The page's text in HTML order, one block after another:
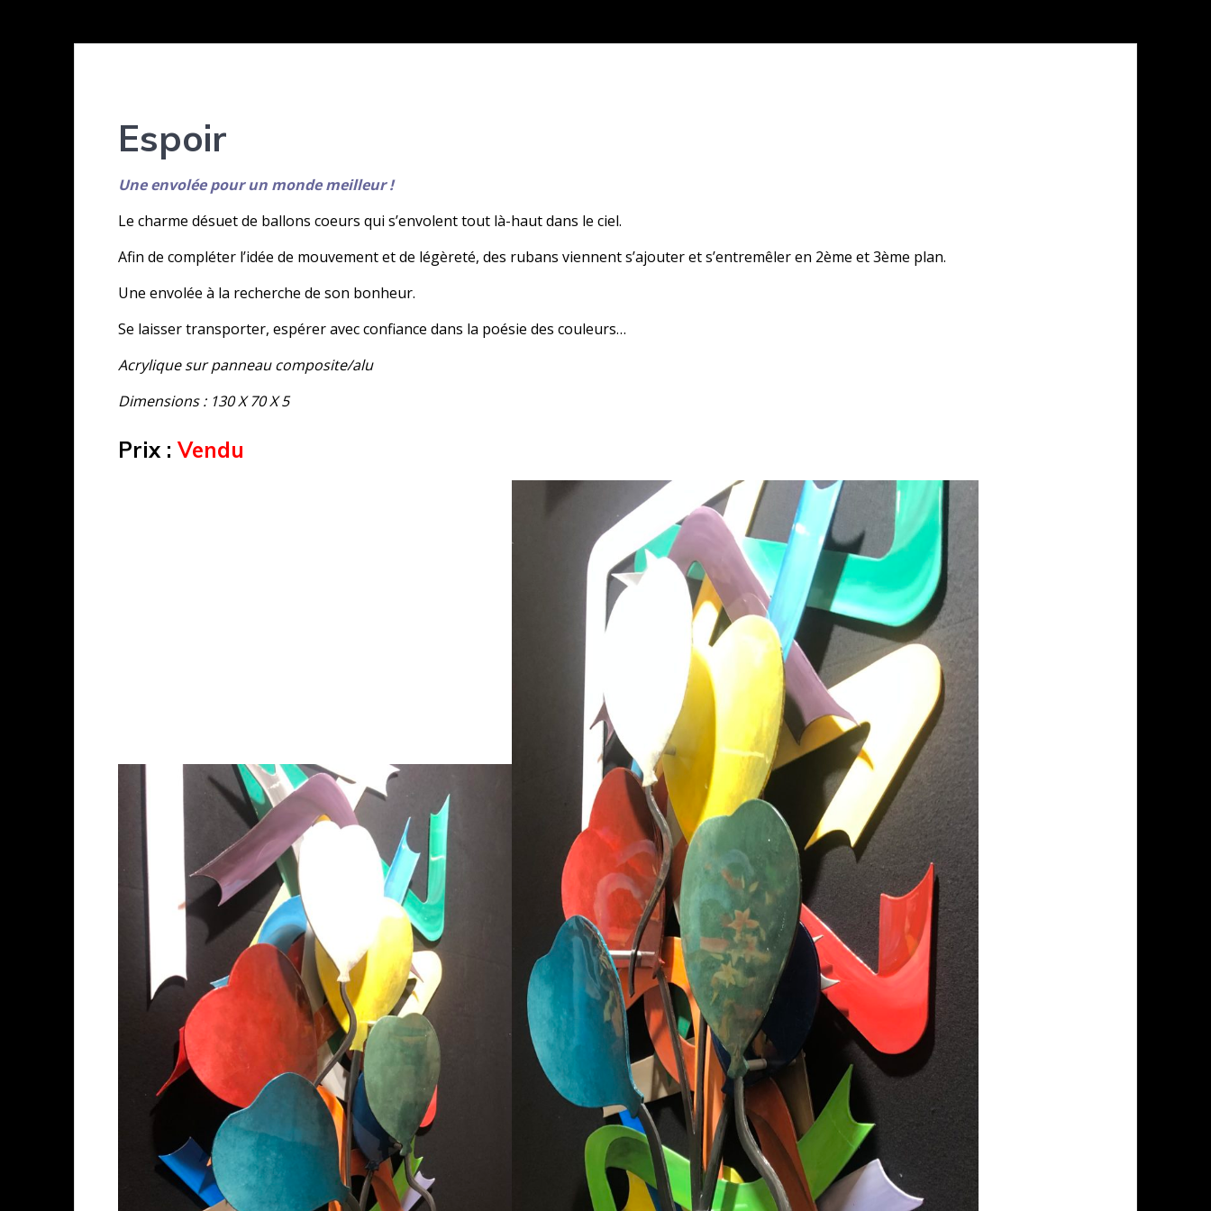
Espoir
Une envolée pour un monde meilleur !
Le charme désuet de ballons coeurs qui s’envolent tout là-haut dans le ciel.
Afin de compléter l’idée de mouvement et de légèreté, des rubans viennent s’ajouter et s’entremêler en 2ème et 3ème plan.
Une envolée à la recherche de son bonheur.
Se laisser transporter, espérer avec confiance dans la poésie des couleurs…
Acrylique sur panneau composite/alu
Dimensions : 130 X 70 X 5
Prix : Vendu